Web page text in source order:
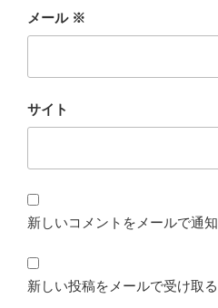
メール ※
サイト
新しいコメントをメールで通知
新しい投稿をメールで受け取る